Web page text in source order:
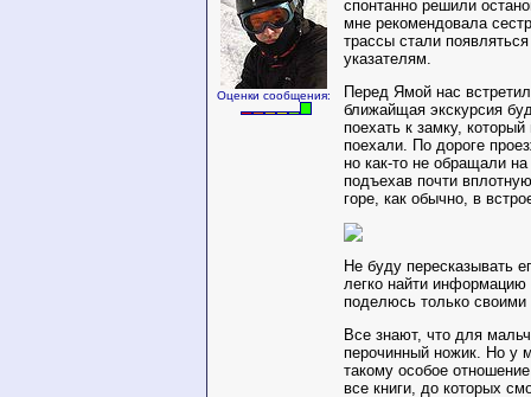
Оценки сообщения:
спонтанно решили
мне рекомендовала
трассы стали
указателям.
Перед Ямой нас
ближайщая экскурсия
поехать к замку,
поехали. По дороге
но как-то не обращали
подъехав почти
горе, как обычно, в
Не буду пересказывать
легко найти
поделюсь только своими
Все знают, что для
перочинный ножик. Но у
такому особое
все книги, до которых